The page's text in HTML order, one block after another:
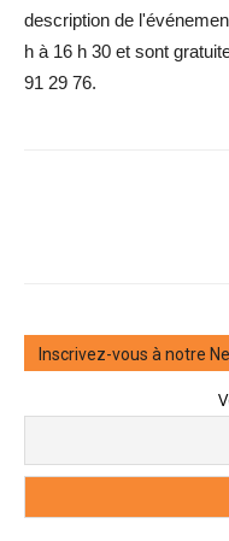
description de
h à 16 h 30 et sont
91 29 76.
Inscrivez-vous à notre